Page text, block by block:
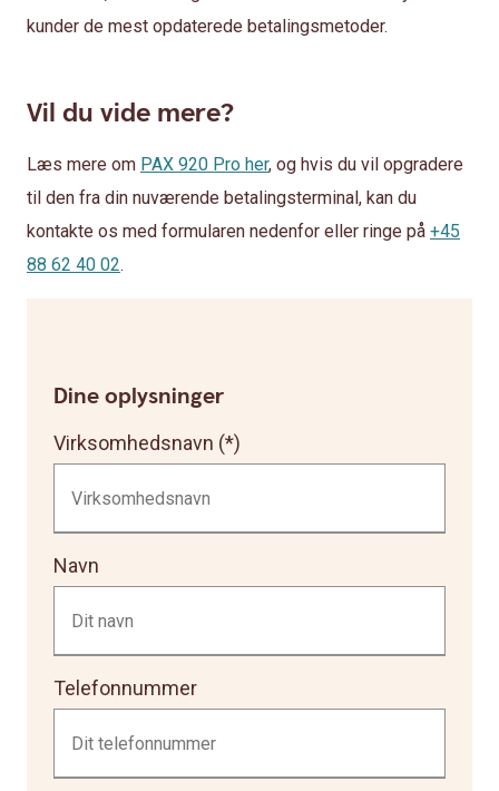
kunder de mest opdaterede betalingsmetoder.
Vil du vide mere?
Læs mere om PAX 920 Pro her, og hvis du vil opgradere
til den fra din nuværende betalingsterminal, kan du
kontakte os med formularen nedenfor eller ringe på +45
88 62 40 02.
Dine oplysninger
Virksomhedsnavn
Navn
Telefonnummer